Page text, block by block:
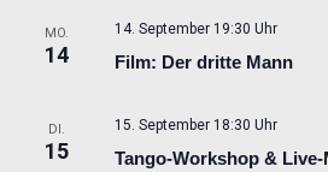
MO.
14 Film: Der dritte Mann
14. September 19:30 Uhr
DI.
15 Tango-Workshop &
15. September 18:30 Uhr